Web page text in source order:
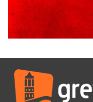
5 Αυγούστου 2026
Διακοπή
5 Αυγούστου 2026
Θερινό Σινεμά στο
Καλοκαιριού 2026» με
Ανάσες».